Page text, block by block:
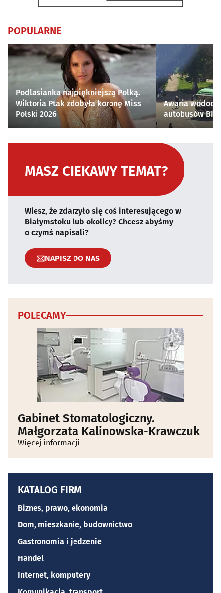
POPULARNE
Podlasianka najpiękniejszą Polką.
Wiktoria Ptak zdobyła koronę Miss
Polski 2026
Awaria
autobusów
MASZ CIEKAWY TEMAT?
Wiesz, że zdarzyło się coś interesującego w
Białymstoku lub okolicy? Chcesz abyśmy
o czymś napisali?
NAPISZ DO NAS
POLECAMY
Gabinet Stomatologiczny.
Małgorzata Kalinowska-Krawczuk
Więcej informacji
KATALOG FIRM
Biznes, prawo, ekonomia
Dom, mieszkanie, budownictwo
Gastronomia i jedzenie
Handel
Internet, komputery